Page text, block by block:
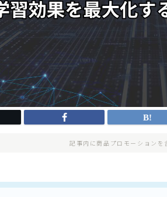
記事内に商品プロモーションを